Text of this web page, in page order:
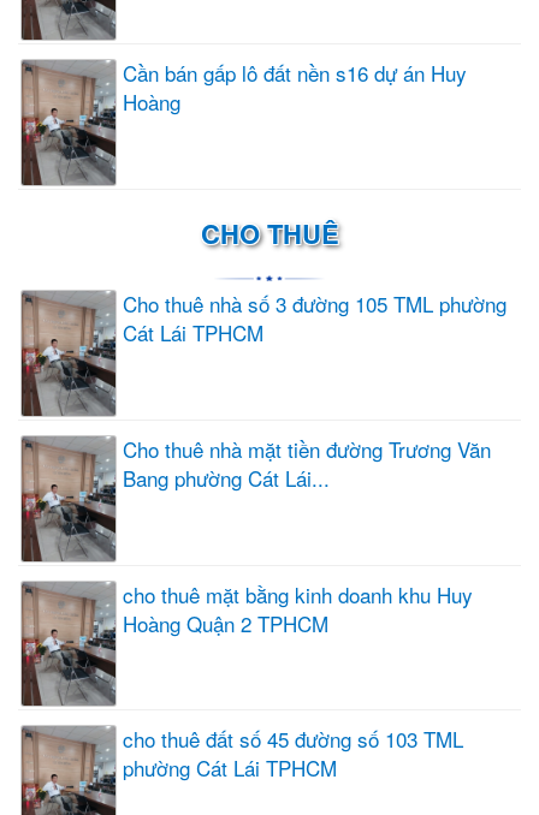
Cần bán gấp lô đất nền s16 dự án Huy
Hoàng
CHO THUÊ
Cho thuê nhà số 3 đường 105 TML phường
Cát Lái TPHCM
Cho thuê nhà mặt tiền đường Trương Văn
Bang phường Cát Lái...
cho thuê mặt bằng kinh doanh khu Huy
Hoàng Quận 2 TPHCM
cho thuê đất số 45 đường số 103 TML
phường Cát Lái TPHCM